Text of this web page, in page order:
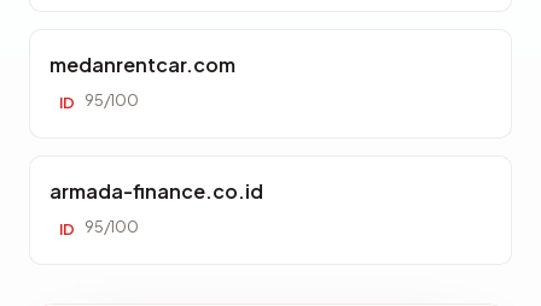
medanrentcar.com
ID 95/100
armada-finance.co.id
ID 95/100